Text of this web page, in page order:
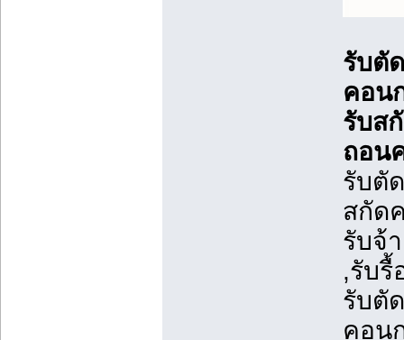
รับตั
คอน
รับส
ถอน
รับตั
สกัด
รับจ้
,รับ
รับตั
คอน